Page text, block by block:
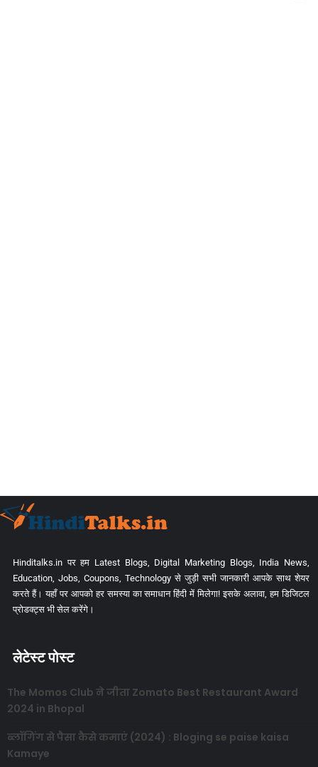
Hinditalks.in पर हम Latest Blogs, Digital Marketing Blogs, India News,
Education, Jobs, Coupons, Technology से जुड़ी सभी जानकारी आपके साथ शेयर
करते हैं। यहाँ पर आपको हर समस्या का समाधान हिंदी में मिलेगा! इसके अलावा, हम डिजिटल
प्रोडक्ट्स भी सेल करेंगे।
लेटेस्ट पोस्ट
The Momos Club ने जीता Zomato Best Restaurant Award
2024 in Bhopal
ब्लॉगिंग से पैसा कैसे कमाएं (2024) : Bloging se paise kaisa
Kamaye